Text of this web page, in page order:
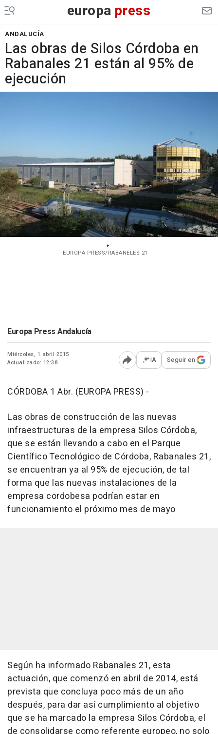
europa press
ANDALUCÍA
Las obras de Silos Córdoba en
Rabanales 21 están al 95% de
ejecución
EUROPA PRESS/RABANELES 21
Europa Press Andalucía
Miércoles, 1 abril 2015
Actualizado: 12:38
Abrir opciones para
IA Seguir en
CÓRDOBA 1 Abr. (EUROPA PRESS) -
Las obras de construcción de las nuevas
infraestructuras de la empresa Silos Córdoba,
que se están llevando a cabo en el Parque
Científico Tecnológico de Córdoba, Rabanales 21,
se encuentran ya al 95% de ejecución, de tal
forma que las nuevas instalaciones de la
empresa cordobesa podrían estar en
funcionamiento el próximo mes de mayo
Según ha informado Rabanales 21, esta
actuación, que comenzó en abril de 2014, está
prevista que concluya poco más de un año
después, para dar así cumplimiento al objetivo
que se ha marcado la empresa Silos Córdoba, el